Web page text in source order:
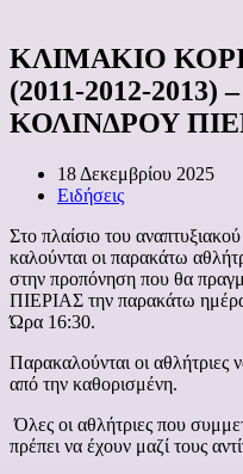
ΚΛΙΜΑΚΙΟ
(2011-2012-2013)
ΚΟΛΙΝΔΡΟΥ
18 Δεκεμβρίου 2025
Ειδήσεις
Στο πλαίσιο του
καλούνται οι παρακάτω
στην προπόνηση που θα
ΠΙΕΡΙΑΣ την παρακάτω
Ώρα 16:30.
Παρακαλούνται οι αθλήτριες
από την καθορισμένη.
Όλες οι αθλήτριες που
πρέπει να έχουν μαζί τους